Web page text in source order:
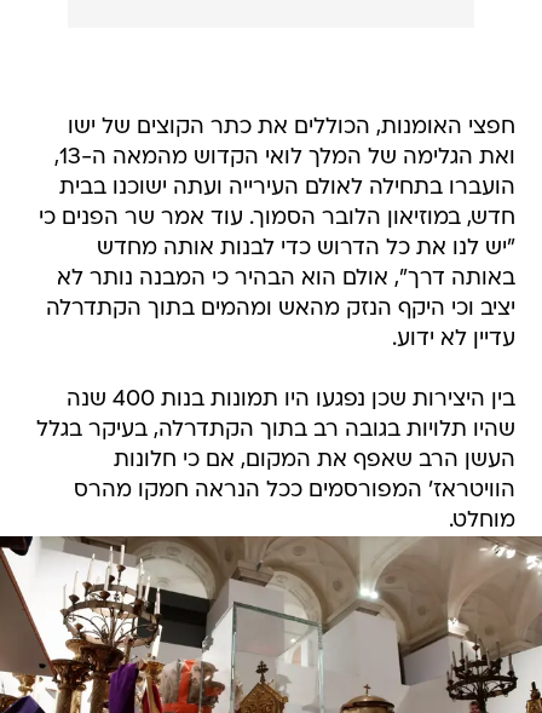
חפצי האומנות, הכוללים את כתר הקוצים של ישו
ואת הגלימה של המלך לואי הקדוש מהמאה ה-13,
הועברו בתחילה לאולם העירייה ועתה ישוכנו בבית
חדש, במוזיאון הלובר הסמוך. עוד אמר שר הפנים כי
"יש לנו את כל הדרוש כדי לבנות אותה מחדש
באותה דרך", אולם הוא הבהיר כי המבנה נותר לא
יציב וכי היקף הנזק מהאש ומהמים בתוך הקתדרלה
עדיין לא ידוע.
בין היצירות שכן נפגעו היו תמונות בנות 400 שנה
שהיו תלויות בגובה רב בתוך הקתדרלה, בעיקר בגלל
העשן הרב שאפף את המקום, אם כי חלונות
הוויטראז' המפורסמים ככל הנראה חמקו מהרס
מוחלט.